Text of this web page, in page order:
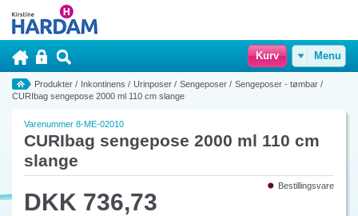
Kurv Menu
Produkter / Inkontinens / Urinposer / Sengeposer / Sengeposer - tømbar /
CURIbag sengepose 2000 ml 110 cm slange
Varenummer 8-ME-02010
CURIbag sengepose 2000 ml 110 cm
slange
Bestillingsvare
DKK 736,73